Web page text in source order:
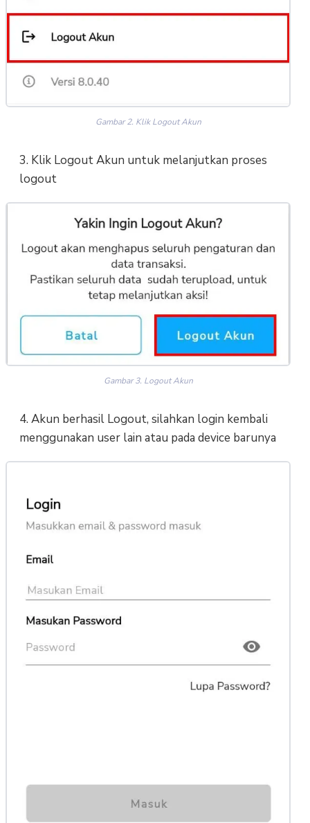
Gambar 2. Klik Logout Akun
3. Klik Logout Akun untuk melanjutkan proses
logout
Gambar 3. Logout Akun
4. Akun berhasil Logout, silahkan login kembali
menggunakan user lain atau pada device barunya